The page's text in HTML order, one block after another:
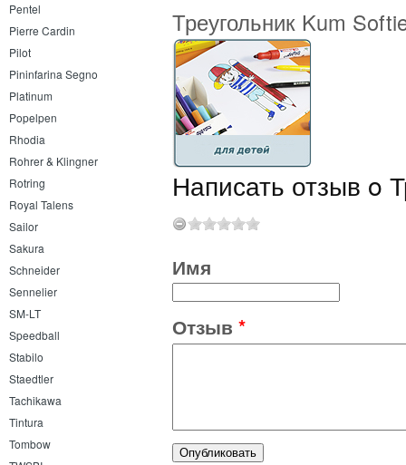
Pentel
Pierre Cardin
Pilot
Pininfarina Segno
Platinum
Popelpen
Rhodia
Rohrer & Klingner
Rotring
Royal Talens
Sailor
Sakura
Schneider
Sennelier
SM-LT
Speedball
Stabilo
Staedtler
Tachikawa
Tintura
Tombow
Треугольник Kum
Написать отзыв o
Имя
Отзыв *